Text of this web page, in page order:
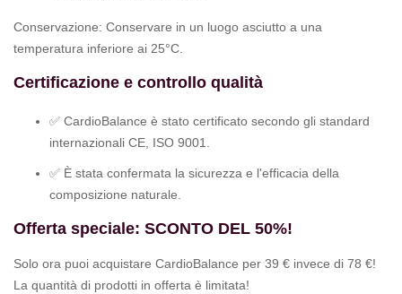
Conservazione: Conservare in un luogo asciutto a una
temperatura inferiore ai 25°C.
Certificazione e controllo qualità
✅ CardioBalance è stato certificato secondo gli standard
internazionali CE, ISO 9001.
✅ È stata confermata la sicurezza e l'efficacia della
composizione naturale.
Offerta speciale: SCONTO DEL 50%!
Solo ora puoi acquistare CardioBalance per 39 € invece di 78 €!
La quantità di prodotti in offerta è limitata!